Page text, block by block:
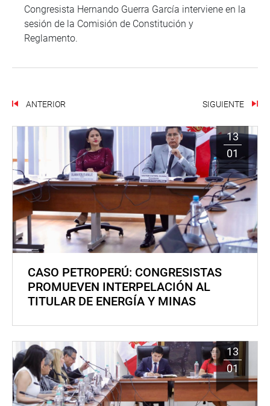
Congresista Hernando Guerra García interviene en la
sesión de la Comisión de Constitución y
Reglamento.
ANTERIOR SIGUIENTE
13
01
CASO PETROPERÚ: CONGRESISTAS
PROMUEVEN INTERPELACIÓN AL
TITULAR DE ENERGÍA Y MINAS
13
01